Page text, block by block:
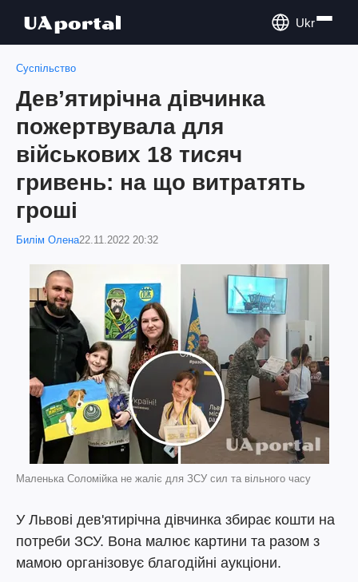
Ukr
Суспільство
Дев’ятирічна дівчинка
пожертвувала для
військових 18 тисяч
гривень: на що витратять
гроші
Билім Олена22.11.2022 20:32
Маленька Соломійка не жаліє для ЗСУ сил та вільного часу
У Львові дев'ятирічна дівчинка збирає кошти на
потреби ЗСУ. Вона малює картини та разом з
мамою організовує благодійні аукціони.